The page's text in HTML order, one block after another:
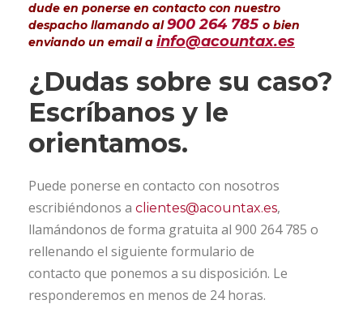
dude en ponerse en contacto con nuestro
despacho llamando al900 264 785 o bien
enviando un email a info@acountax.es
¿Dudas sobre su caso?
Escríbanos y le
orientamos.
Puede ponerse en contacto con nosotros
escribiéndonos a clientes@acountax.es,
llamándonos de forma gratuita al 900 264 785 o
rellenando el siguiente formulario de
contacto que ponemos a su disposición. Le
responderemos en menos de 24 horas.